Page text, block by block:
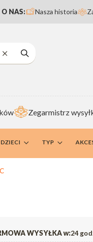
O NAS: Nasza historia
WyczyśćSzukaj
Zegarmistrz
TYP
WYSYŁKA w:24